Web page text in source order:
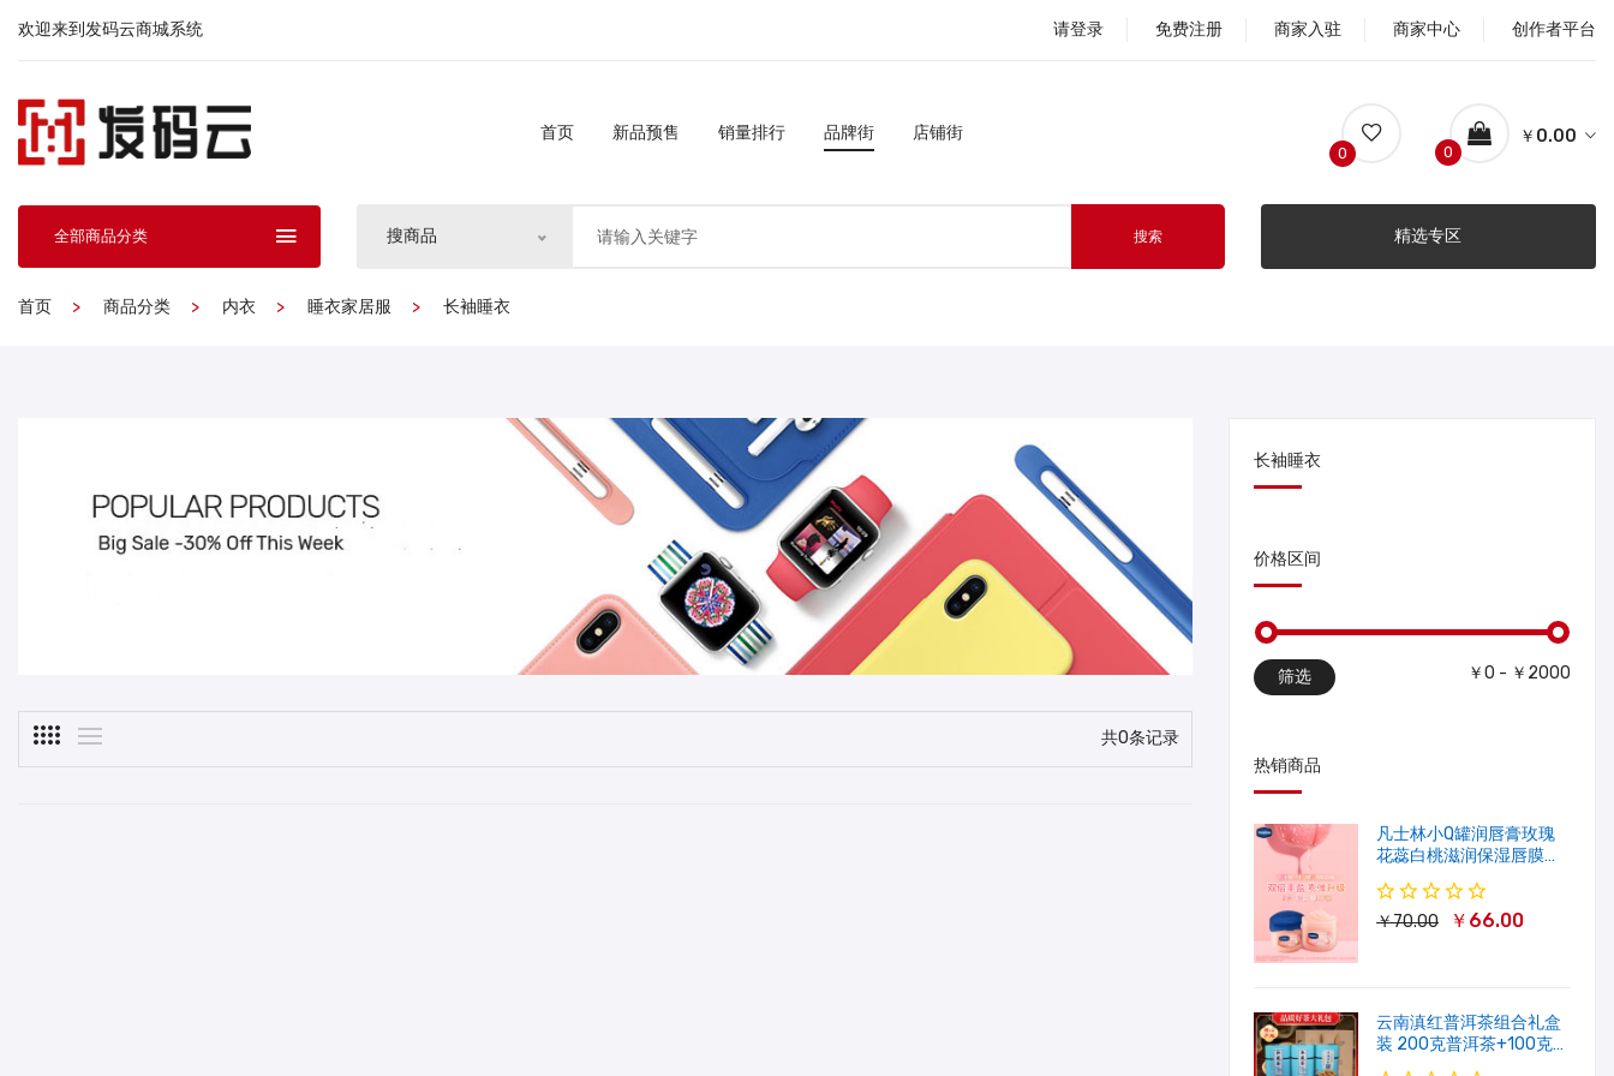
欢迎来到发码云商城系统 请登录 免费注册 商家入驻 商家中心 创作者平台
首页 新品预售 销量排行 品牌街 店铺街
0
￥0.00
0
全部商品分类 搜商品 搜索 精选专区
首页 商品分类 内衣 睡衣家居服 长袖睡衣
共0条记录
长袖睡衣
价格区间
筛选 ￥0 - ￥2000
热销商品
凡士林小Q罐润唇膏玫瑰
花蕊白桃滋润保湿唇膜软
化角质修护淡唇纹
￥70.00 ￥66.00
云南滇红普洱茶组合礼盒
装 200克普洱茶+100克滇
红茶